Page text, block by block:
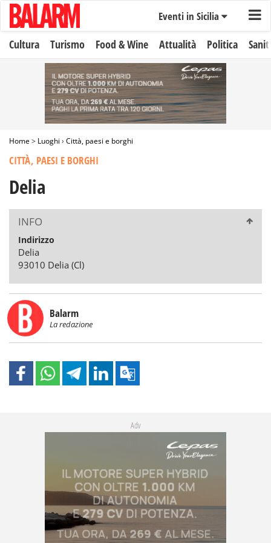
Eventi in Sicilia
Cultura Turismo Food & Wine Attualità Politica
Home> Luoghi › Città, paesi e borghi
CITTÀ, PAESI E BORGHI
Delia
INFO
Indirizzo
Delia
93010 Delia (Cl)
Balarm
La redazione
Adv